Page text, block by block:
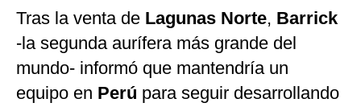
Tras la venta de Lagunas Norte, Barrick
-la segunda aurífera más grande del
mundo- informó que mantendría un
equipo en Perú para seguir desarrollando